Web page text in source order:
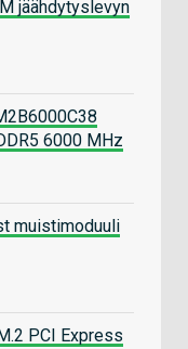
jäähdytyslevyn
6000 MHz
muistimoduuli
PCI Express